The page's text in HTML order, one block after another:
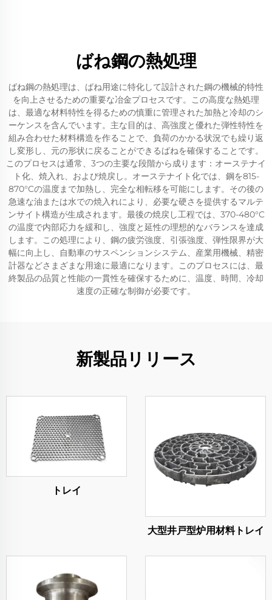
ばね鋼の熱処理
ばね鋼の熱処理は、ばね用途に特化して設計された鋼の機械的特性
を向上させるための重要な冶金プロセスです。この高度な熱処理
は、最適な材料特性を得るための慎重に管理された加熱と冷却のシ
ーケンスを含んでいます。主な目的は、高強度と優れた弾性特性を
組み合わせた材料構造を作ることで、負荷のかかる状況でも繰り返
し変形し、元の形状に戻ることができるばねを確保することです。
このプロセスは通常、3つの主要な段階から成ります：オーステナイ
ト化、焼入れ、および焼戻し。オーステナイト化では、鋼を815-
870°Cの温度まで加熱し、完全な相転移を可能にします。その後の
急速な油または水での焼入れにより、必要な硬さを提供するマルテ
ンサイト構造が生成されます。最後の焼戻し工程では、370-480°C
の温度で内部応力を緩和し、強度と延性の理想的なバランスを達成
します。この処理により、鋼の疲労強度、引張強度、弾性限界が大
幅に向上し、自動車のサスペンションシステム、産業用機械、精密
計器などさまざまな用途に最適になります。このプロセスには、最
終製品の品質と性能の一貫性を確保するために、温度、時間、冷却
速度の正確な制御が必要です。
新製品リリース
トレイ
大型井戸型炉用材料トレイ